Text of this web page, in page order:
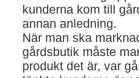
kunderna kom till
annan anledning.
När man ska
gårdsbutik måste
produkt det är, var